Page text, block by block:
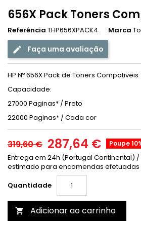
656X Pack Toners
Referência THP656XPACK4 Marca
Faça uma avaliação
HP Nº 656X Pack de Toners Compativeis
Capacidade:
27000 Paginas* / Preto
22000 Paginas* / Cada cor
319,60 € 287,64 € Poupe
Entrega em 24h (Portugal Continental) /
estimado para encomendas efetuadas
Quantidade
 Adicionar ao carrinho